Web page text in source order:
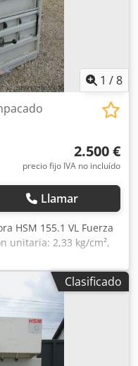
1 /8
2.500 €
precio fijo IVA no incluído
Llamar
HSM 155.1 VL Fuerza
unitaria: 2,33 kg/cm²,
aprox. 500 kg/h
mm, Peso de la
Ah Ueha Alimentación:,
Clasificado